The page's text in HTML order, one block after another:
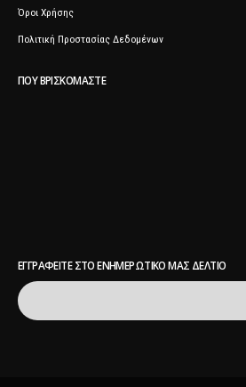
Όροι Χρήσης
Πολιτική Προστασίας Δεδομένων
ΠΟΥ ΒΡΙΣΚΌΜΑΣΤΕ
ΕΓΓΡΑΦΕΊΤΕ ΣΤΟ ΕΝΗΜΕΡΩΤΙΚΌ ΜΑΣ ΔΕΛΤΊΟ